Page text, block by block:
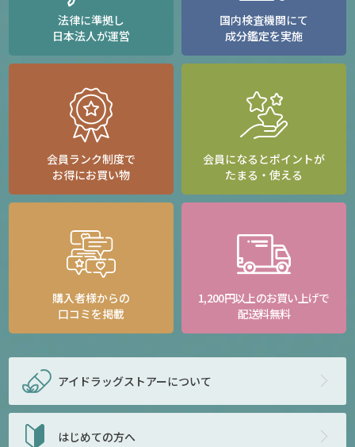
法律に準拠し
日本法人が運営
国内検査機関にて
成分鑑定を実施
会員ランク制度で
お得にお買い物
会員になるとポイントが
たまる・使える
購入者様からの
口コミを掲載
1,200円以上のお買い上げで
配送料無料
アイドラッグストアーについて
はじめての方へ